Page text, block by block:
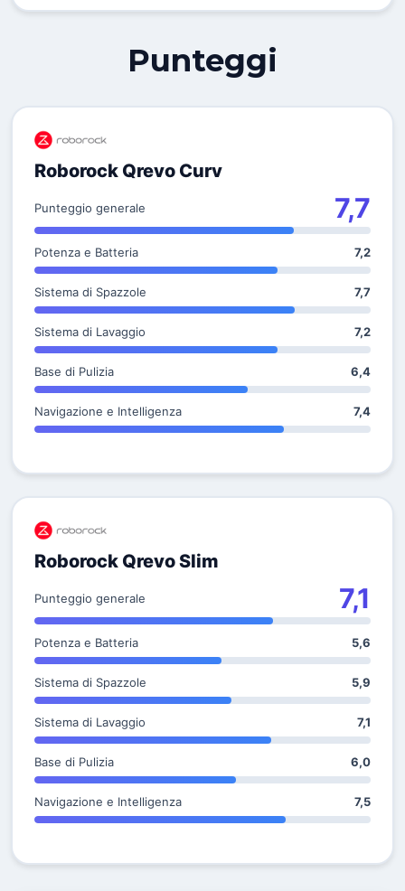
Punteggi
Roborock Qrevo Curv
Punteggio generale 7,7
Potenza e Batteria 7,2
Sistema di Spazzole 7,7
Sistema di Lavaggio 7,2
Base di Pulizia 6,4
Navigazione e Intelligenza 7,4
Roborock Qrevo Slim
Punteggio generale 7,1
Potenza e Batteria 5,6
Sistema di Spazzole 5,9
Sistema di Lavaggio 7,1
Base di Pulizia 6,0
Navigazione e Intelligenza 7,5